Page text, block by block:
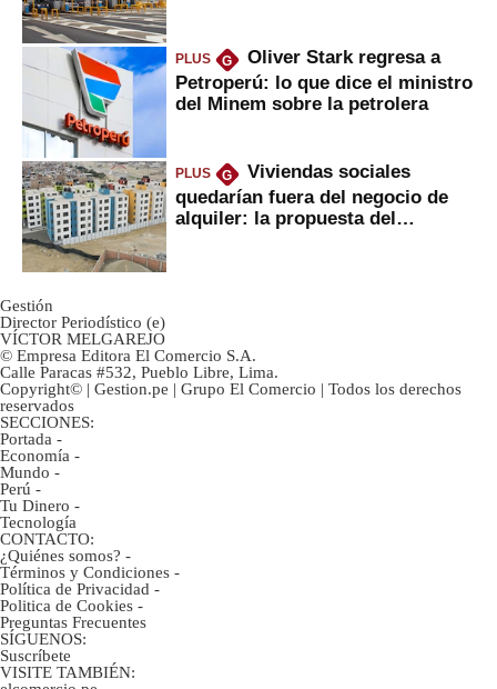
PLUS G
Oliver Stark regresa a
Petroperú: lo que dice el ministro
del Minem sobre la petrolera
PLUS G
Viviendas sociales
quedarían fuera del negocio de
alquiler: la propuesta del
Gestión
Director Periodístico (e)
VÍCTOR MELGAREJO
© Empresa Editora El Comercio S.A.
Calle Paracas #532, Pueblo Libre, Lima.
Copyright© | Gestion.pe | Grupo El Comercio | Todos los derechos
reservados
SECCIONES:
Portada -
Economía -
Mundo -
Perú -
Tu Dinero -
Tecnología
CONTACTO:
¿Quiénes somos? -
Términos y Condiciones -
Política de Privacidad -
Politica de Cookies -
Preguntas Frecuentes
SÍGUENOS:
Suscríbete
VISITE TAMBIÉN: